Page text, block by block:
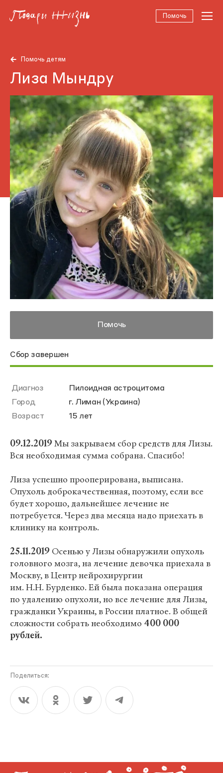
Помочь
Помочь детям
Лиза Мындру
Помочь
Сбор завершен
Диагноз
Пилоидная астроцитома
Город
г. Лиман (Украина)
Возраст
15 лет
09.12.2019 Мы закрываем сбор средств для Лизы.
Вся необходимая сумма собрана. Спасибо!
Лиза успешно прооперирована, выписана.
Опухоль доброкачественная, поэтому, если все
будет хорошо, дальнейшее лечение не
потребуется. Через два месяца надо приехать в
клинику на контроль.
25.11.2019 Осенью у Лизы обнаружили опухоль
головного мозга, на лечение девочка приехала в
Москву, в Центр нейрохирургии
им. Н.Н. Бурденко. Ей была показана операция
по удалению опухоли, но все лечение для Лизы,
гражданки Украины, в России платное. В общей
сложности собрать необходимо 400 000
рублей.
Поделиться: